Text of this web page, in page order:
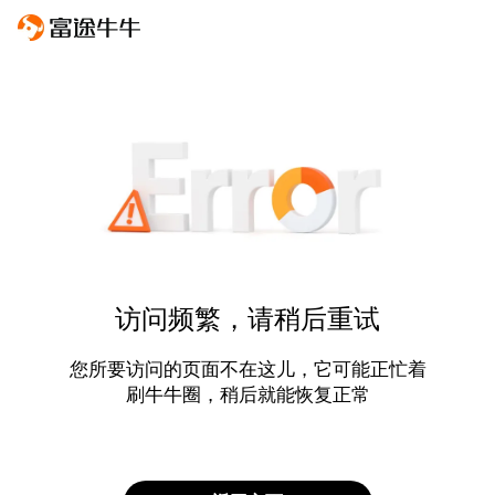
访问频繁，请稍后重试
您所要访问的页面不在这儿，它可能正忙着
刷牛牛圈，稍后就能恢复正常